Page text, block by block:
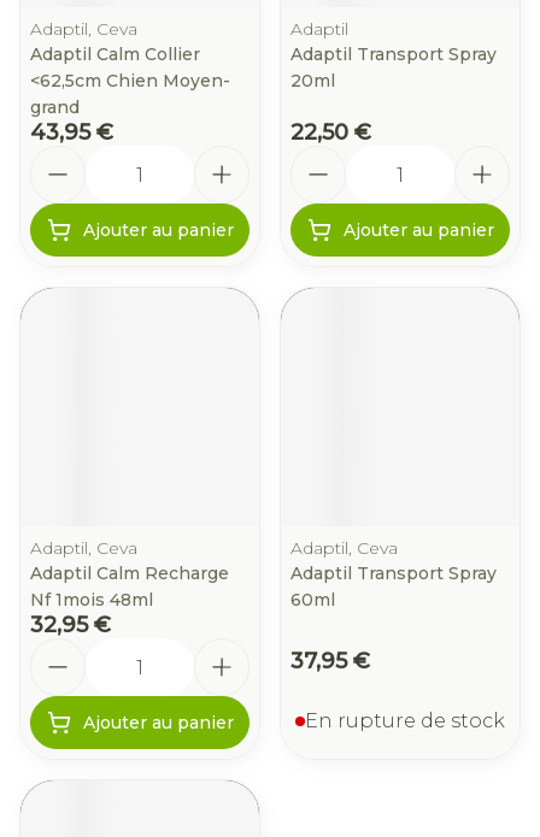
Adaptil, Ceva
Adaptil Calm Collier
<62,5cm Chien Moyen-
grand
43,95 €
Ajouter au panier
Adaptil
Adaptil Transport Spray
20ml
22,50 €
Ajouter au panier
Adaptil, Ceva
Adaptil Calm Recharge
Nf 1mois 48ml
32,95 €
Ajouter au panier
Adaptil, Ceva
Adaptil Transport Spray
60ml
37,95 €
En rupture de stock